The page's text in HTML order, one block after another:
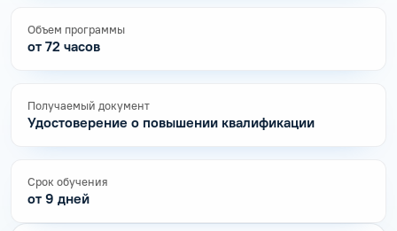
Объем программы
от 72 часов
Получаемый документ
Удостоверение о повышении квалификации
Срок обучения
от 9 дней